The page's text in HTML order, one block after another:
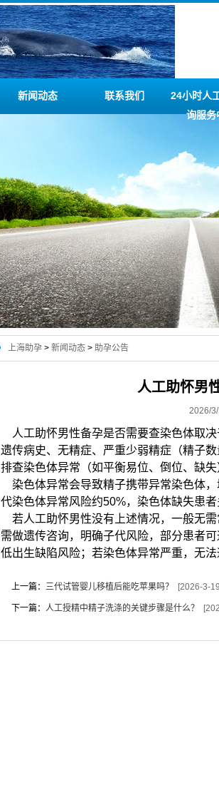
新闻动态 联系我们
24小时人
询服务
上海助孕 > 新闻动态 > 助孕公告
人工助怀男
2026/
人工助怀男性备孕是否需要查染色体取
遗传病史、无精症、严重少弱精症（精子
排查染色体异常（如平衡易位、倒位、缺失
染色体异常会导致精子携带异常染色体
代染色体异常风险约50%，染色体缺失患
若人工助怀男性没有上述情况，一般无需
需做遗传咨询，明确子代风险，部分患者
低出生缺陷风险；若染色体异常严重，无
上一篇： 三代试管婴儿移植后能吃苹果吗？ [2026-3-
下一篇： 人工授精中精子洗涤的关键步骤是什么？